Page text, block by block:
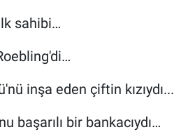
sahibi…
inşa eden çiftin kızıydı...
başarılı bir bankacıydı…